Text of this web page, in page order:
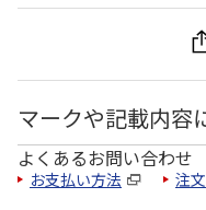
マークや記載内容
よくあるお問い合わせ
お支払い方法 注